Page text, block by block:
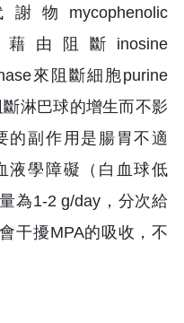
mycophenolic
由阻斷inosine
來阻斷細胞purine
淋巴球的增生而不影
的副作用是腸胃不適
液學障礙（白血球低
為1-2 g/day，分次給
干擾MPA的吸收，不